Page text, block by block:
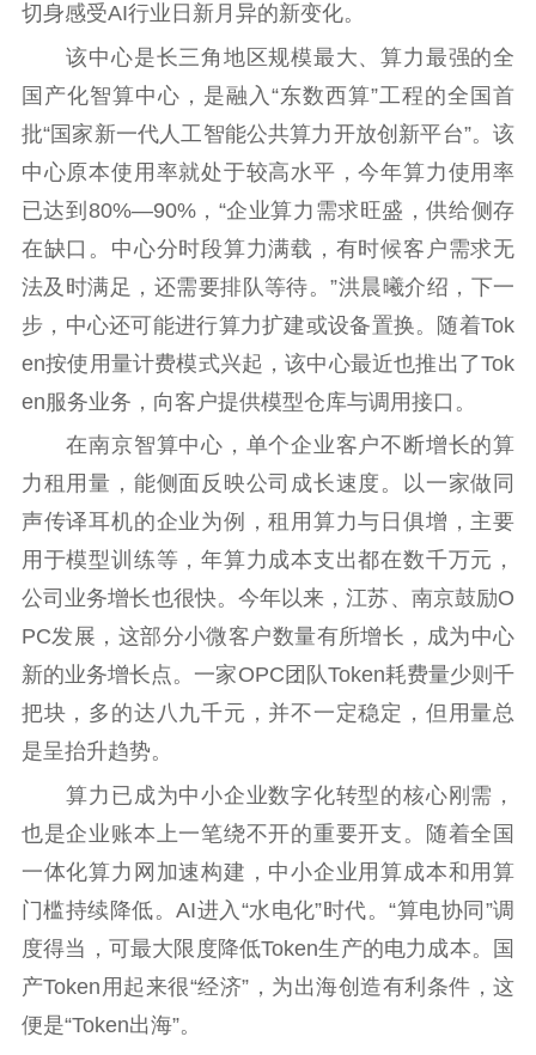
切身感受AI行业日新月异的新变化。
该中心是长三角地区规模最大、算力最强的全
国产化智算中心，是融入“东数西算”工程的全国首
批“国家新一代人工智能公共算力开放创新平台”。该
中心原本使用率就处于较高水平，今年算力使用率
已达到80%—90%，“企业算力需求旺盛，供给侧存
在缺口。中心分时段算力满载，有时候客户需求无
法及时满足，还需要排队等待。”洪晨曦介绍，下一
步，中心还可能进行算力扩建或设备置换。随着Tok
en按使用量计费模式兴起，该中心最近也推出了Tok
en服务业务，向客户提供模型仓库与调用接口。
在南京智算中心，单个企业客户不断增长的算
力租用量，能侧面反映公司成长速度。以一家做同
声传译耳机的企业为例，租用算力与日俱增，主要
用于模型训练等，年算力成本支出都在数千万元，
公司业务增长也很快。今年以来，江苏、南京鼓励O
PC发展，这部分小微客户数量有所增长，成为中心
新的业务增长点。一家OPC团队Token耗费量少则千
把块，多的达八九千元，并不一定稳定，但用量总
是呈抬升趋势。
算力已成为中小企业数字化转型的核心刚需，
也是企业账本上一笔绕不开的重要开支。随着全国
一体化算力网加速构建，中小企业用算成本和用算
门槛持续降低。AI进入“水电化”时代。“算电协同”调
度得当，可最大限度降低Token生产的电力成本。国
产Token用起来很“经济”，为出海创造有利条件，这
便是“Token出海”。